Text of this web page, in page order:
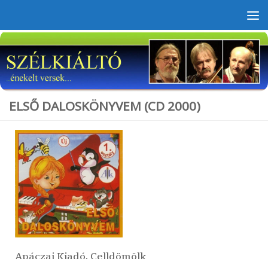
ELSŐ DALOSKÖNYVEM (CD 2000)